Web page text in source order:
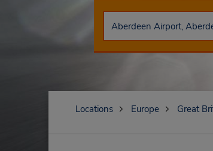
Locations Europe Great